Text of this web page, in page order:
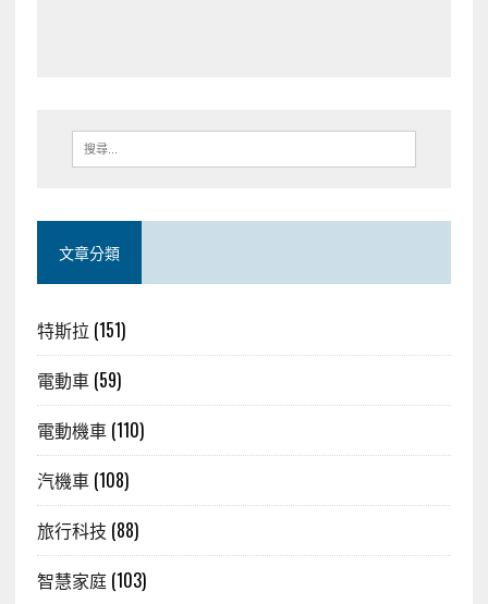
文章分類
特斯拉 (151)
電動車(59)
電動機車(110)
汽機車(108)
旅行科技 (88)
智慧家庭(103)